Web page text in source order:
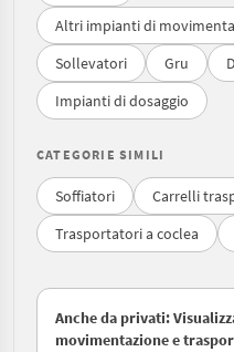
Altri impianti di
Sollevatori
Gru
Impianti di dosaggio
CATEGORIE SIMILI
Soffiatori
Carrelli
Trasportatori a coclea
Anche da privati:
movimentazione e